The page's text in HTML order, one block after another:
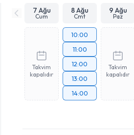
7 Ağu
Cum
8 Ağu
Cmt
9 Ağu
Paz
Takvim
kapalıdır
10:00
11:00
12:00
13:00
14:00
Takvim
kapalıdır